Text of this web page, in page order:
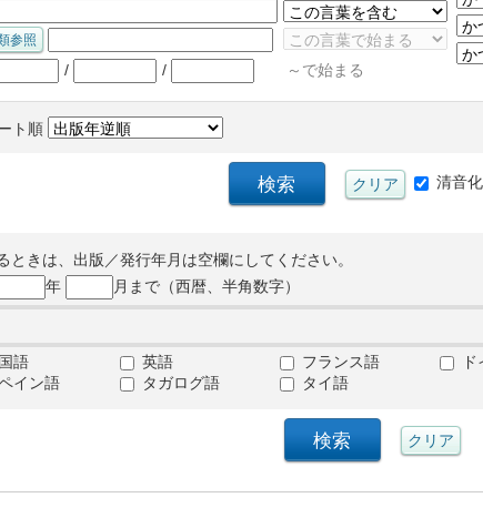
/ / ～で始まる
ト順
清音
きは、出版／発行年月は空欄にしてください。
年 月まで（西暦、半角数字）
語 英語 フランス語
イン語 タガログ語 タイ語